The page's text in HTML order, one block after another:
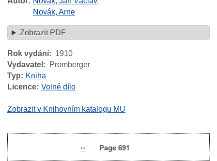
Novák, Arne
Zobrazit PDF
Rok vydání
1910
Vydavatel
Promberger
Typ
Kniha
Licence Volné dílo
Zobrazit v Knihovním katalogu MU
Previous
‹‹ Page 691